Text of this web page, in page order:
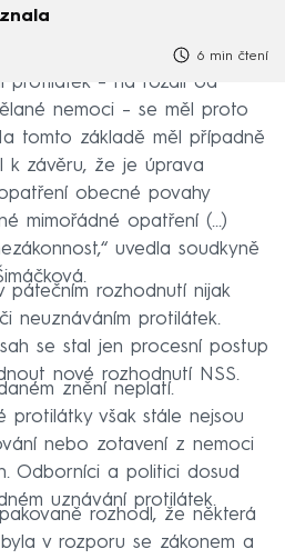
6 min čtení
protilátek – na rozdíl od
nemoci – se měl proto
tomto základě měl případně
k závěru, že je úprava
obecné povahy
mimořádné opatření (...)
uvedla soudkyně
pátečním rozhodnutí nijak
neuznáváním protilátek.
se stal jen procesní postup
nové rozhodnutí NSS.
znění neplatí.
protilátky však stále nejsou
nebo zotavení z nemoci
Odborníci a politici dosud
uznávání protilátek.
rozhodl, že některá
v rozporu se zákonem a